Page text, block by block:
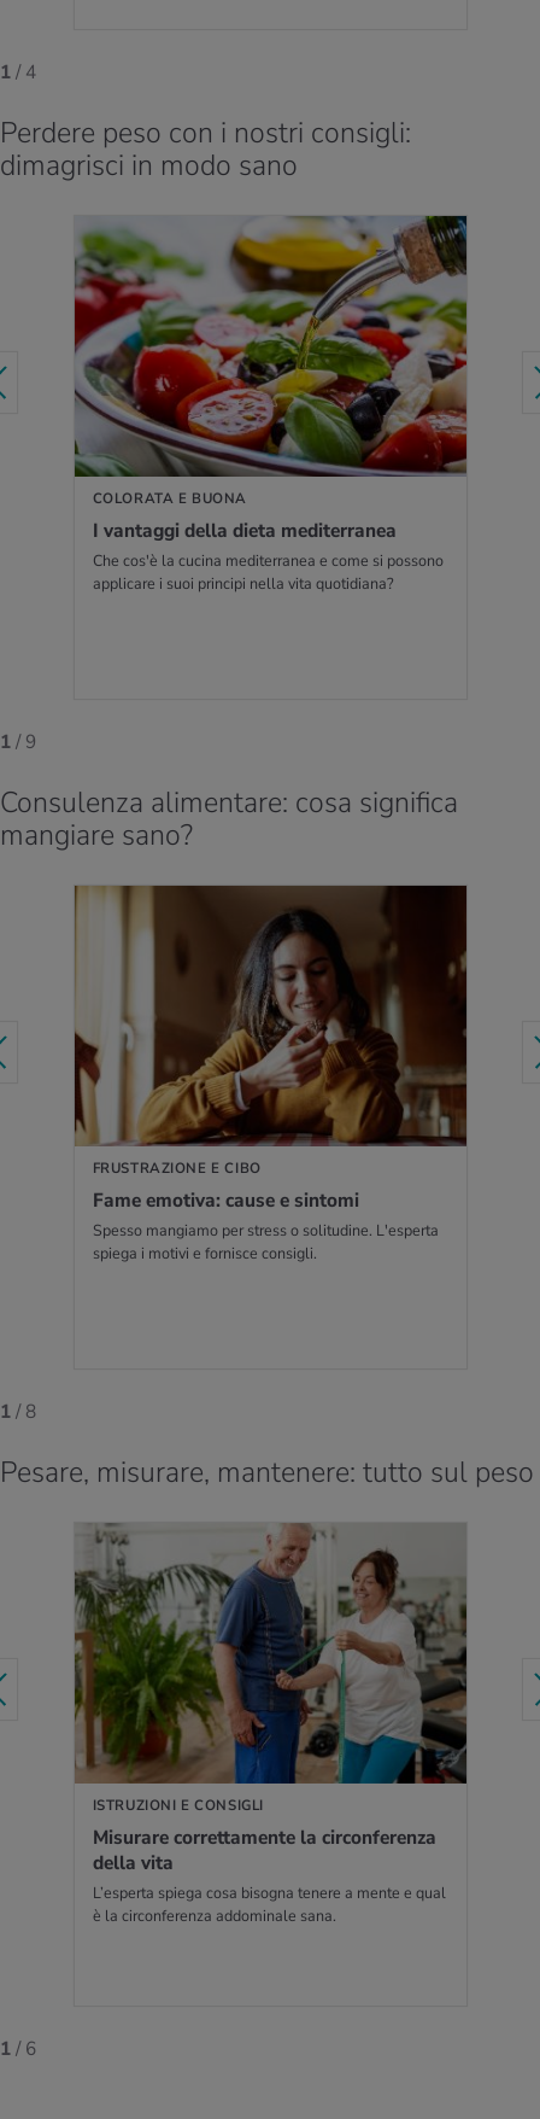
1/ 4
Perdere peso con i nostri consigli:
dimagrisci in modo sano
COLORATA E BUONA
I van­tag­gi della dieta me­di­ter­ra­nea
Che cos'è la cucina mediterranea e come si possono
applicare i suoi principi nella vita quotidiana?
PER SAPERNE DI PIÙ
1/ 9
Consulenza alimentare: cosa significa
mangiare sano?
FRUSTRAZIONE E CIBO
Fame emo­ti­va: cause e sin­to­mi
Spesso mangiamo per stress o solitudine. L'esperta
spiega i motivi e fornisce consigli.
PER SAPERNE DI PIÙ
1/ 8
Pesare, misurare, mantenere: tutto sul peso
ISTRUZIONI E CONSIGLI
Mi­su­ra­re cor­ret­ta­men­te la cir­con­fe­ren­za
della vita
L’esperta spiega cosa bisogna tenere a mente e qual
è la circonferenza addominale sana.
PER SAPERNE DI PIÙ
1/ 6